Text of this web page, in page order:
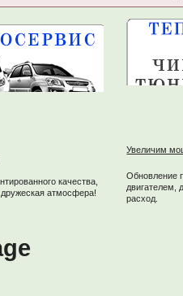
качества,
атмосфера!
Увеличим
Обновление
двигателем,
расход.